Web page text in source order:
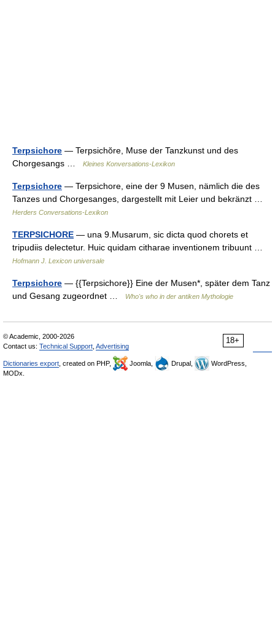
Terpsichore — Terpsichŏre, Muse der Tanzkunst und des
Chorgesangs …
Kleines Konversations-Lexikon
Terpsichore — Terpsichore, eine der 9 Musen, nämlich die des
Tanzes und Chorgesanges, dargestellt mit Leier und bekränzt …
Herders Conversations-Lexikon
TERPSICHORE — una 9.Musarum, sic dicta quod chorets et
tripudiis delectetur. Huic quidam citharae inventionem tribuunt …
Hofmann J. Lexicon universale
Terpsichore — {{Terpsichore}} Eine der Musen*, später dem Tanz
und Gesang zugeordnet …
Who's who in der antiken Mythologie
18+
© Academic, 2000-2026
Contact us: Technical Support Advertising
Dictionaries export , created on PHP, Joomla, Drupal,
WordPress,
MODx.